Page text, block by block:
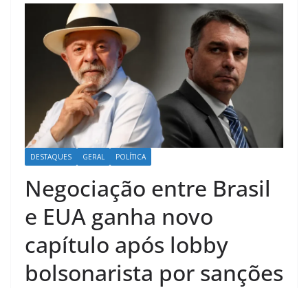
DESTAQUES GERAL POLÍTICA
Negociação entre Brasil
e EUA ganha novo
capítulo após lobby
bolsonarista por sanções